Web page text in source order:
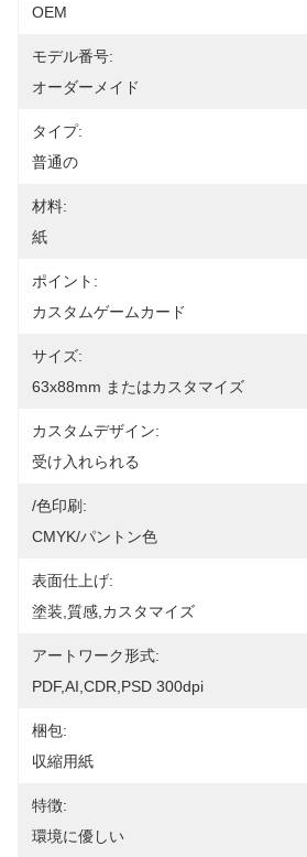
OEM
モデル番号:
オーダーメイド
タイプ:
普通の
材料:
紙
ポイント:
カスタムゲームカード
サイズ:
63x88mm またはカスタマイズ
カスタムデザイン:
受け入れられる
/色印刷:
CMYK/パントン色
表面仕上げ:
塗装,質感,カスタマイズ
アートワーク形式:
PDF,AI,CDR,PSD 300dpi
梱包:
収縮用紙
特徴:
環境に優しい